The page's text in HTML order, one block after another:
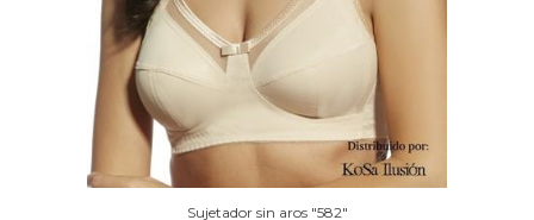
Sujetador sin aros "582"